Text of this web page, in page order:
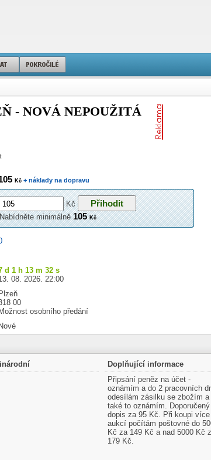
- NOVÁ NEPOUŽITÁ
Kč + náklady na dopravu
Kč
Nabídněte minimálně105Kč
d 1 h 13 m 32 s
08. 2026. 22:00
Plzeň
00
Možnost osobního předání
Nové
Doplňující informace
Připsání peněz na účet -
oznámím a do 2 pracovních
odesílám zásilku se zbožím a
také to oznámím. Doporučený
dopis za 95 Kč. Při koupi více
aukcí počítám poštovné do
Kč za 149 Kč a nad 5000 Kč
179 Kč.